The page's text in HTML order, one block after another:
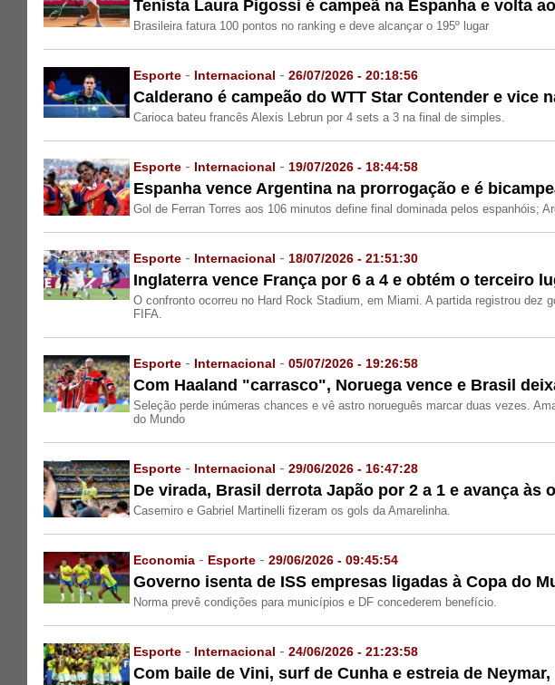
Tenista Laura Pigossi é campeã na Espanha e volta
Brasileira fatura 100 pontos no ranking e deve alcançar o 195º lugar
Esporte - Internacional -26/07/2026 - 20:18:56
Calderano é campeão do WTT Star Contender e vice
Carioca bateu francês Alexis Lebrun por 4 sets a 3 na final de simples.
Esporte - Internacional - 19/07/2026 - 18:44:58
Espanha vence Argentina na prorrogação e é
Gol de Ferran Torres aos 106 minutos define final dominada pelos espanhóis;
Esporte - Internacional - 18/07/2026 - 21:51:30
Inglaterra vence França por 6 a 4 e obtém o terceiro
O confronto ocorreu no Hard Rock Stadium, em Miami. A partida registrou
FIFA.
Esporte - Internacional -05/07/2026 - 19:26:58
Com Haaland "carrasco", Noruega vence e Brasil
Seleção perde inúmeras chances e vê astro norueguês marcar duas vezes.
do Mundo
Esporte - Internacional -29/06/2026 - 16:47:28
De virada, Brasil derrota Japão por 2 a 1 e avança às
Casemiro e Gabriel Martinelli fizeram os gols da Amarelinha.
Economia - Esporte -29/06/2026 - 09:45:54
Governo isenta de ISS empresas ligadas à Copa do
Norma prevê condições para municípios e DF concederem benefício.
Esporte - Internacional -24/06/2026 - 21:23:58
Com baile de Vini, surf de Cunha e estreia de